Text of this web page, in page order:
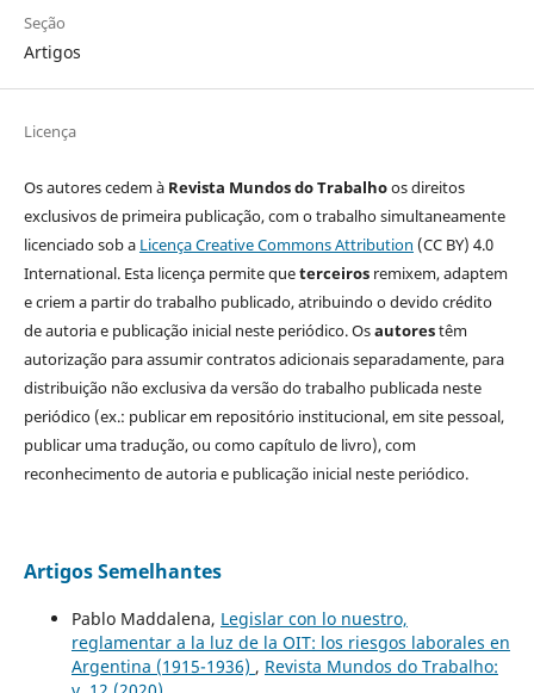
Seção
Artigos
Licença
Os autores cedem à Revista Mundos do Trabalhoos direitos
exclusivos de primeira publicação, com o trabalho simultaneamente
licenciado sob a Licença Creative Commons Attribution (CC BY) 4.0
International. Esta licença permite queterceirosremixem, adaptem
e criem a partir do trabalho publicado, atribuindo o devido crédito
de autoria e publicação inicial neste periódico. Osautorestêm
autorização para assumir contratos adicionais separadamente, para
distribuição não exclusiva da versão do trabalho publicada neste
periódico (ex.: publicar em repositório institucional, em site pessoal,
publicar uma tradução, ou como capítulo de livro), com
reconhecimento de autoria e publicação inicial neste periódico.
Artigos Semelhantes
Pablo Maddalena, Legislar con lo nuestro,
reglamentar a la luz de la OIT: los riesgos laborales en
Argentina (1915-1936) , Revista Mundos do Trabalho: